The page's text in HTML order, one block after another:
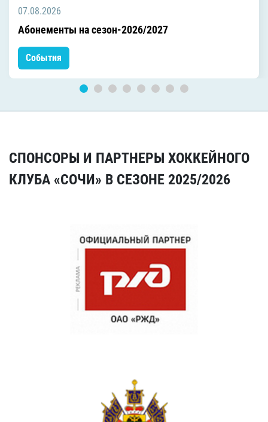
07.08.2026
Абонементы на сезон-2026/2027
События
СПОНСОРЫ И ПАРТНЕРЫ ХОККЕЙНОГО
КЛУБА «СОЧИ» В СЕЗОНЕ 2025/2026